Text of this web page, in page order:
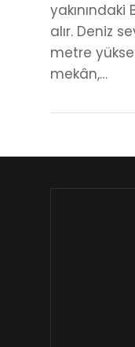
yakınındaki
alır. Deniz
metre
mekân,…